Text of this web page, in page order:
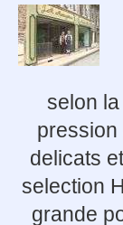
selon
pression
delicats
selection
grande